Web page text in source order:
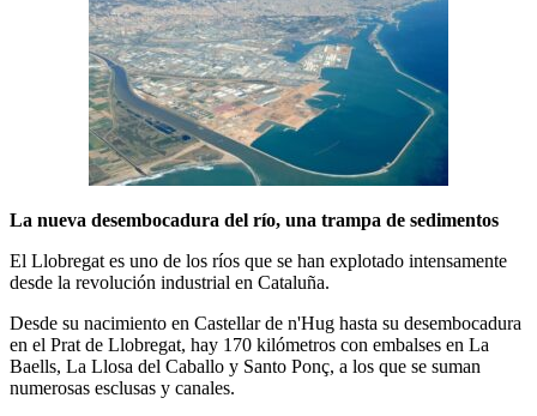
La nueva desembocadura del río, una trampa de sedimentos
El Llobregat es uno de los ríos que se han explotado intensamente
desde la revolución industrial en Cataluña.
Desde su nacimiento en Castellar de n'Hug hasta su desembocadura
en el Prat de Llobregat, hay 170 kilómetros con embalses en La
Baells, La Llosa del Caballo y Santo Ponç, a los que se suman
numerosas esclusas y canales.